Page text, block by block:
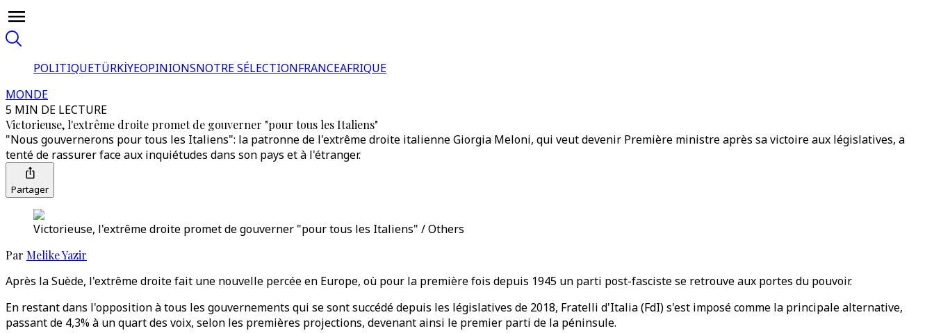
POLITIQUETÜRKİYEOPINIONSNOTRE SÉLECTIONFRANCEAFRIQUE
MONDE
5 MIN DE LECTURE
Victorieuse, l'extrême droite promet de gouverner "pour tous les Italiens"
"Nous gouvernerons pour tous les Italiens": la patronne de l'extrême droite italienne Giorgia Meloni, qui veut devenir Première ministre après sa victoire aux législatives, a
tenté de rassurer face aux inquiétudes dans son pays et à l'étranger.
Partager
Victorieuse, l'extrême droite promet de gouverner "pour tous les Italiens" / Others
Par Melike Yazir
Après la Suède, l'extrême droite fait une nouvelle percée en Europe, où pour la première fois depuis 1945 un parti post-fasciste se retrouve aux portes du pouvoir.
En restant dans l'opposition à tous les gouvernements qui se sont succédé depuis les législatives de 2018, Fratelli d'Italia (FdI) s'est imposé comme la principale alternative,
passant de 4,3% à un quart des voix, selon les premières projections, devenant ainsi le premier parti de la péninsule.